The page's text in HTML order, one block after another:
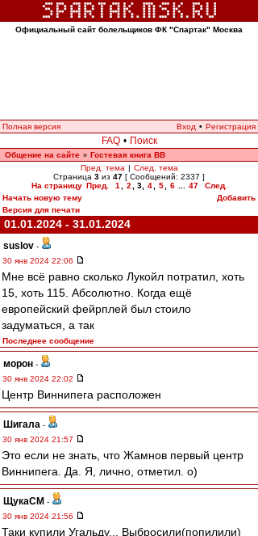
Официальный сайт болельщиков ФК "Спартак" Москва
Полная версия Вход • Регистрация
FAQ • Поиск
Общение на сайте » Гостевая книга ВВ
Пред. тема | След. тема
Страница 3 из 47 [ Сообщений: 2337 ]
На страницу Пред. 1 2 3, 4 5 6 47
След.
Начать новую тему
Добавить
Версия для печати
01.01.2024 - 31.01.2024
suslov -
30 янв 2024 22:06
Мне всё равно сколько Лукойл потратил, хоть
15, хоть 115. Абсолютно. Когда ещё
европейский фейрплей был стоило
задуматься, а так
Последнее сообщение
морон -
30 янв 2024 22:02
Центр Виннипега расположен
Шигала -
30 янв 2024 21:57
Это если не знать, что Жамнов первый центр
Виннипега. Да. Я, лично, отметил. о)
ЩукаСМ -
30 янв 2024 21:56
Таки купили Угальду... Выбросили(попилили)